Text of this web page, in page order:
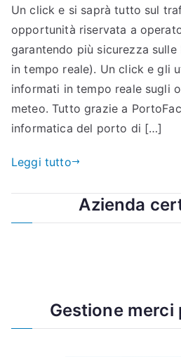
Un click e si saprà tutto sul
opportunità riservata a
garantendo più sicurezza
in tempo reale). Un click e gli
informati in tempo reale sugli
meteo. Tutto grazie a
informatica del porto di […]
Leggi tutto
Azienda
Gestione merci